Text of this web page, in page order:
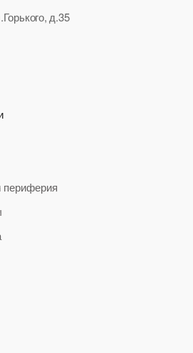
д.35
периферия